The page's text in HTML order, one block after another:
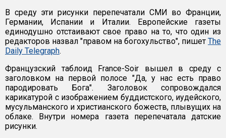
В среду эти рисунки перепечатали СМИ во Франции,
Германии, Испании и Италии. Европейские газеты
единодушно отстаивают свое право на то, что один из
редакторов назвал "правом на богохульство", пишет The
Daily Telegraph.
Французский таблоид France-Soir вышел в среду с
заголовком на первой полосе "Да, у нас есть право
пародировать Бога". Заголовок сопровождался
карикатурой с изображением буддистского, иудейского,
мусульманского и христианского божеств, плывущих на
облаке. Внутри номера газета перепечатала датские
рисунки.